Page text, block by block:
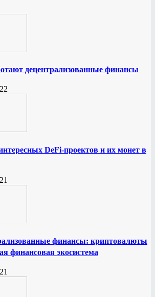
децентрализованные финансы
DeFi-проектов и их монет в
финансы: криптовалюты
финансовая экосистема